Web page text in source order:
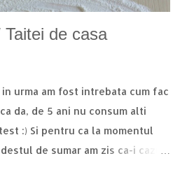
de casa
urma am fost intrebata cum fac
da, de 5 ani nu consum alti
:) Si pentru ca la momentul
de sumar am zis ca-i cazul